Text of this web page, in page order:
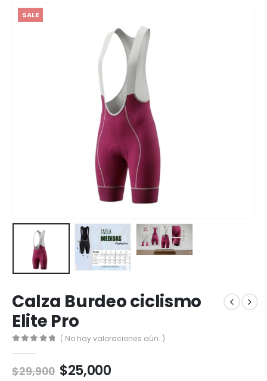
SALE
Calza Burdeo ciclismo
Elite Pro
( No hay valoraciones aún. )
$29,900 El
$25,000El